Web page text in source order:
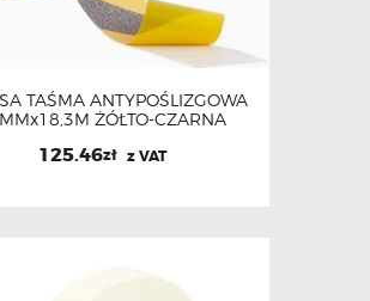
TAŚMA ANTYPOŚLIZGOWA
ŻÓŁTO-CZARNA
125.46zł z VAT